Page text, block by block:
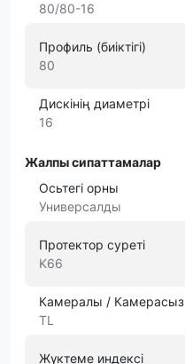
80/80-16
Профиль (биіктігі)
80
Дискінің диаметрі
16
Жалпы сипаттамалар
Осьтегі орны
Универсалды
Протектор суреті
K66
Камералы / Камерасыз
TL
Жүктеме индексі